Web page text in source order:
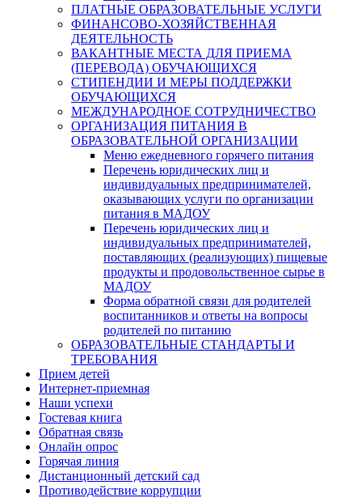
ПЛАТНЫЕ ОБРАЗОВАТЕЛЬНЫЕ УСЛУГИ
ФИНАНСОВО-ХОЗЯЙСТВЕННАЯ
ДЕЯТЕЛЬНОСТЬ
ВАКАНТНЫЕ МЕСТА ДЛЯ ПРИЕМА
(ПЕРЕВОДА) ОБУЧАЮЩИХСЯ
СТИПЕНДИИ И МЕРЫ ПОДДЕРЖКИ
ОБУЧАЮЩИХСЯ
МЕЖДУНАРОДНОЕ СОТРУДНИЧЕСТВО
ОРГАНИЗАЦИЯ ПИТАНИЯ В
ОБРАЗОВАТЕЛЬНОЙ ОРГАНИЗАЦИИ
Меню ежедневного горячего питания
Перечень юридических лиц и
индивидуальных предпринимателей,
оказывающих услуги по организации
питания в МАДОУ
Перечень юридических лиц и
индивидуальных предпринимателей,
поставляющих (реализующих) пищевые
продукты и продовольственное сырье в
МАДОУ
Форма обратной связи для родителей
воспитанников и ответы на вопросы
родителей по питанию
ОБРАЗОВАТЕЛЬНЫЕ СТАНДАРТЫ И
ТРЕБОВАНИЯ
Прием детей
Интернет-приемная
Наши успехи
Гостевая книга
Обратная связь
Онлайн опрос
Горячая линия
Дистанционный детский сад
Противодействие коррупции